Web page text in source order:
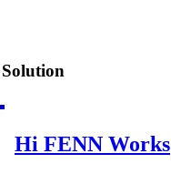
Hi FENN Works